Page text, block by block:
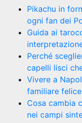
Pikachu in
ogni fan dei
Guida ai
Perché
capelli lisci
Vivere a
familiare felice
Cosa cambia
nei campi